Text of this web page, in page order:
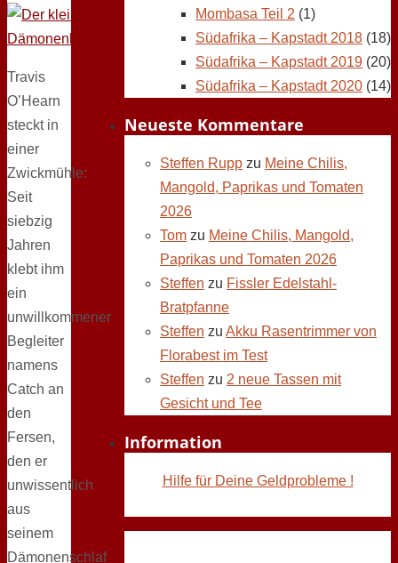
Travis
O’Hearn
steckt in
einer
Zwickmühle:
Seit
siebzig
Jahren
klebt ihm
ein
unwillkommener
Begleiter
namens
Catch an
den
Fersen,
den er
unwissentlich
aus
seinem
Dämonenschlaf
Mombasa Teil 2 (1)
Südafrika – Kapstadt 2018 (18)
Südafrika – Kapstadt 2019 (20)
Südafrika – Kapstadt 2020 (14)
Neueste Kommentare
Steffen Rupp zu Meine Chilis,
Mangold, Paprikas und Tomaten
2026
Tom zu Meine Chilis, Mangold,
Paprikas und Tomaten 2026
Steffen zu Fissler Edelstahl-
Bratpfanne
Steffen zu Akku Rasentrimmer von
Florabest im Test
Steffen zu 2 neue Tassen mit
Gesicht und Tee
Information
Hilfe für Deine Geldprobleme !